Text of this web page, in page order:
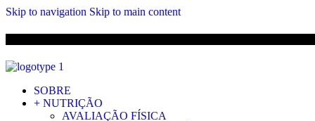
Skip to navigation Skip to main content
SOBRE
+ NUTRIÇÃO
AVALIAÇÃO FÍSICA